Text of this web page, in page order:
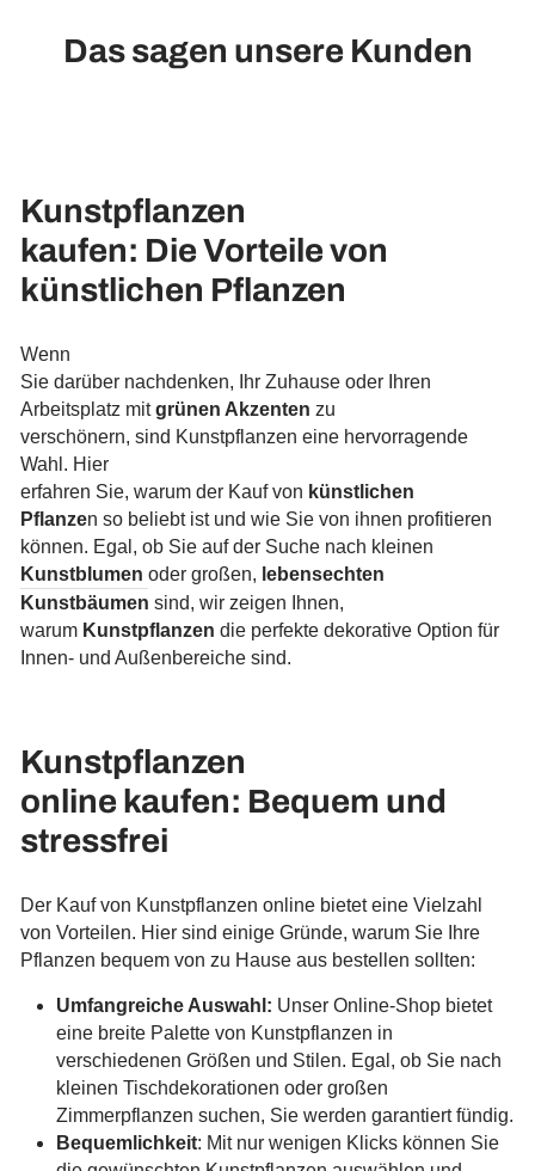
Das sagen unsere Kunden
Kunstpflanzen
kaufen: Die Vorteile von
künstlichen Pflanzen
Wenn
Sie darüber nachdenken, Ihr Zuhause oder Ihren
Arbeitsplatz mitgrünen Akzenten zu
verschönern, sind Kunstpflanzen eine hervorragende
Wahl. Hier
erfahren Sie, warum der Kauf von künstlichen
Pflanzen so beliebt ist und wie Sie von ihnen profitieren
können. Egal, ob Sie auf der Suche nach kleinen
Kunstblumen oder großen, lebensechten
Kunstbäumen sind, wir zeigen Ihnen,
warum Kunstpflanzen die perfekte dekorative Option für
Innen- und Außenbereiche sind.
Kunstpflanzen
online kaufen: Bequem und
stressfrei
Der Kauf von Kunstpflanzen online bietet eine Vielzahl
von Vorteilen. Hier sind einige Gründe, warum Sie Ihre
Pflanzen bequem von zu Hause aus bestellen sollten:
Umfangreiche Auswahl: Unser Online-Shop bietet
eine breite Palette von Kunstpflanzen in
verschiedenen Größen und Stilen. Egal, ob Sie nach
kleinen Tischdekorationen oder großen
Zimmerpflanzen suchen, Sie werden garantiert fündig.
Bequemlichkeit: Mit nur wenigen Klicks können Sie